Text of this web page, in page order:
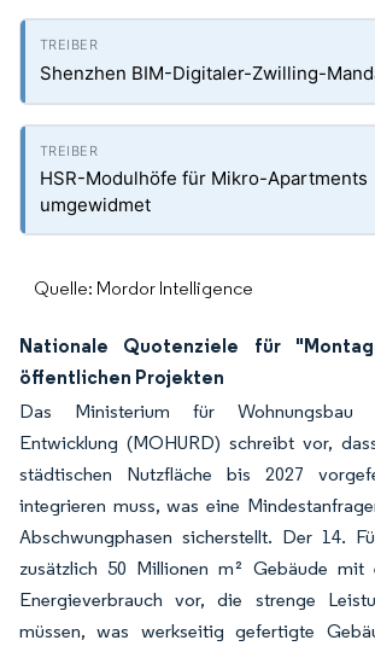
Shenzhen BIM-Digitaler-Zwilling-
HSR-Modulhöfe für Mikro-Apartments
umgewidmet
Quelle: Mordor Intelligence
Nationale Quotenziele für
öffentlichen Projekten
Das Ministerium für Wohnungsbau
Entwicklung (MOHURD) schreibt vor,
städtischen Nutzfläche bis 2027
integrieren muss, was eine
Abschwungphasen sicherstellt. Der 14.
zusätzlich 50 Millionen m² Gebäude mit
Energieverbrauch vor, die strenge
müssen, was werkseitig gefertigte